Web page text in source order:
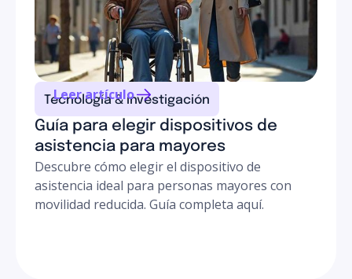
Tecnología & investigación
Guía para elegir dispositivos de
asistencia para mayores
Descubre cómo elegir el dispositivo de
asistencia ideal para personas mayores con
movilidad reducida. Guía completa aquí.
Leer artículo